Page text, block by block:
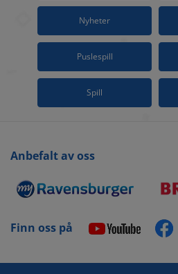
Nyheter
Puslespill
Spill
Anbefalt av oss
Finn oss på